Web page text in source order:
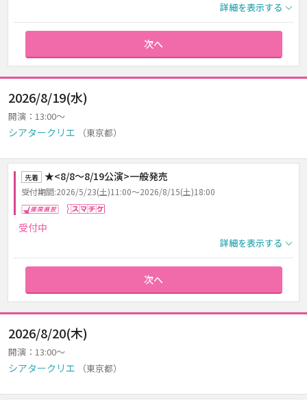
詳細を表示する
次へ
2026/8/19(水)
開演：13:00～
シアタークリエ （東京都）
先着 ★<8/8～8/19公演>一般発売
受付期間:2026/5/23(土)11:00～2026/8/15(土)18:00
座席選択
受付中
詳細を表示する
次へ
2026/8/20(木)
開演：13:00～
シアタークリエ （東京都）